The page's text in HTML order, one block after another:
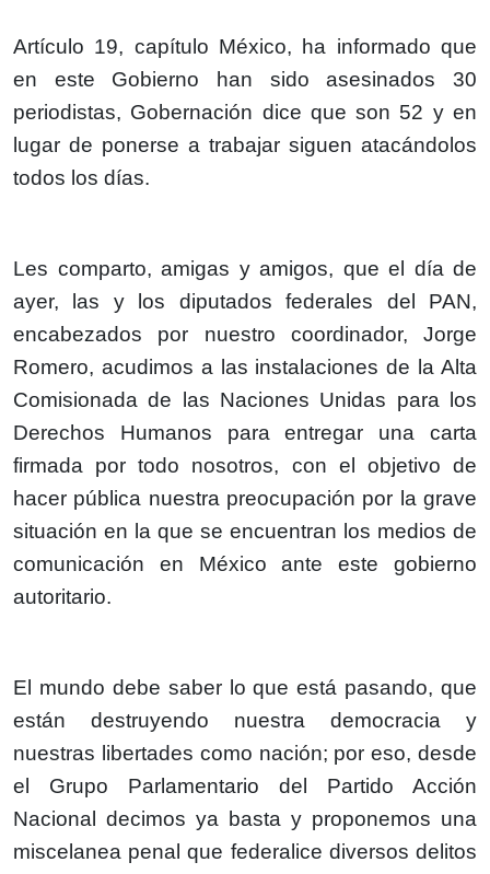
Artículo 19, capítulo México, ha informado que
en este Gobierno han sido asesinados 30
periodistas, Gobernación dice que son 52 y en
lugar de ponerse a trabajar siguen atacándolos
todos los días.
Les comparto, amigas y amigos, que el día de
ayer, las y los diputados federales del PAN,
encabezados por nuestro coordinador, Jorge
Romero, acudimos a las instalaciones de la Alta
Comisionada de las Naciones Unidas para los
Derechos Humanos para entregar una carta
firmada por todo nosotros, con el objetivo de
hacer pública nuestra preocupación por la grave
situación en la que se encuentran los medios de
comunicación en México ante este gobierno
autoritario.
El mundo debe saber lo que está pasando, que
están destruyendo nuestra democracia y
nuestras libertades como nación; por eso, desde
el Grupo Parlamentario del Partido Acción
Nacional decimos ya basta y proponemos una
miscelanea penal que federalice diversos delitos